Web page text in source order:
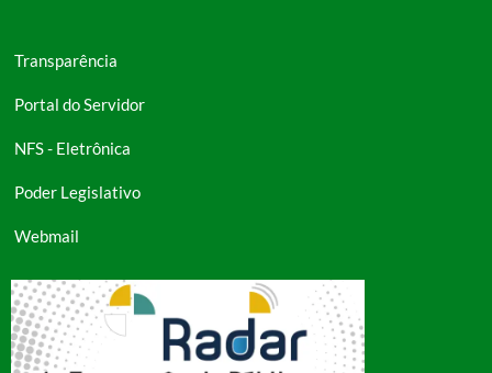
Transparência
Portal do Servidor
NFS - Eletrônica
Poder Legislativo
Webmail